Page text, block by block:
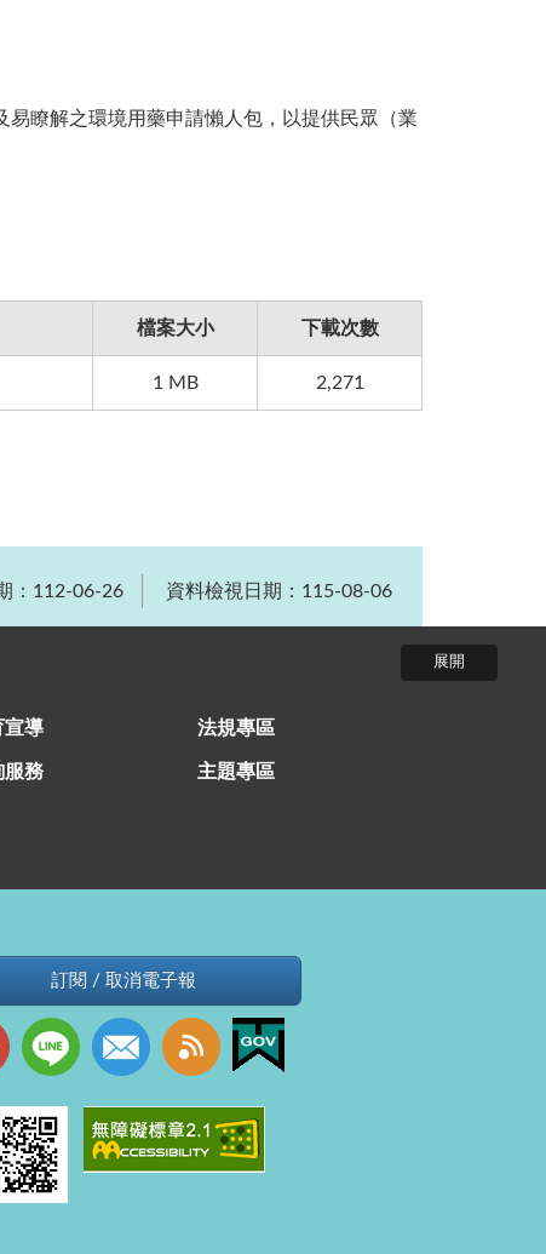
瞭解之環境用藥申請懶人包，以提供民眾（業
檔案大小 下載次數
1 MB 2,271
：112-06-26 資料檢視日期：115-08-06
宣導 法規專區
服務 主題專區
訂閱 / 取消電子報